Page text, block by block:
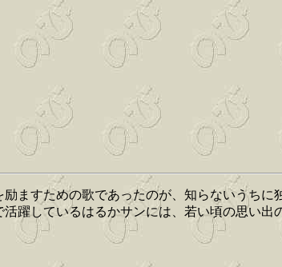
ますための歌であったのが、知らないうち
活躍しているはるかサンには、若い頃の思い出